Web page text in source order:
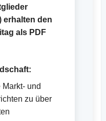
erhalten den
als PDF
und
zu über